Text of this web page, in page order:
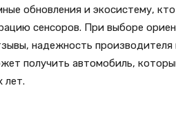
обновления и экосистему,
сенсоров. При выборе
надежность
получить автомобиль,
лет.